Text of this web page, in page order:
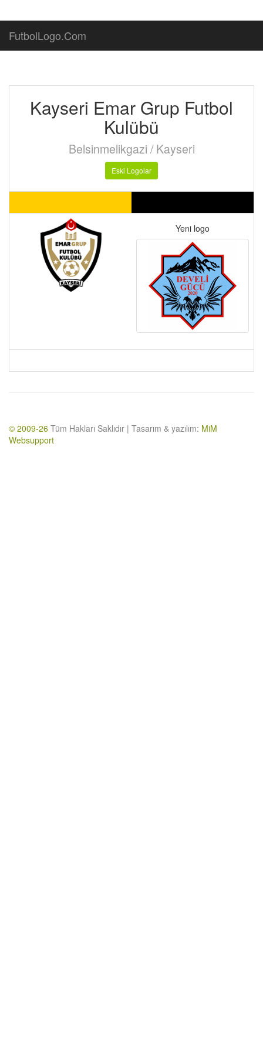
FutbolLogo.Com
Kayseri Emar Grup Futbol
Kulübü
Belsinmelikgazi / Kayseri
Eski Logolar
Yeni logo
© 2009-26 Tüm Hakları Saklıdır | Tasarım & yazılım: MiM
Websupport